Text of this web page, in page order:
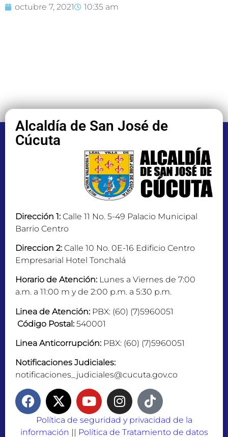
octubre 7, 2021 10:35 am
Alcaldía de San José de
Cúcuta
Dirección 1: Calle 11 No. 5-49 Palacio Municipal
Barrio Centro
Direccion 2: Calle 10 No. 0E-16 Edificio Centro
Empresarial Hotel Tonchalá
Horario de Atención: Lunes a Viernes de 7:00
a.m. a 11:00 m y de 2:00 p.m. a 5:30 p.m.
Linea de Atención: PBX: (60) (7)5960051
Código Postal: 540001
Linea Anticorrupción: PBX: (60) (7)5960051
Notificaciones Judiciales:
notificaciones_judiciales@cucuta.gov.co
Política de seguridad y privacidad de la
información || Política de Tratamiento de datos